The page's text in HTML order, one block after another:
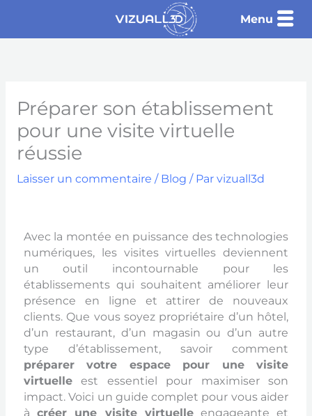
contenu
Préparer son établissement
pour une visite virtuelle
réussie
Laisser un commentaire / Blog / Par vizuall3d
Avec la montée en puissance des technologies
numériques, les visites virtuelles deviennent
un outil incontournable pour les
établissements qui souhaitent améliorer leur
présence en ligne et attirer de nouveaux
clients. Que vous soyez propriétaire d’un hôtel,
d’un restaurant, d’un magasin ou d’un autre
type d’établissement, savoir comment
préparer votre espace pour une visite
virtuelleest essentiel pour maximiser son
impact. Voici un guide complet pour vous aider
àcréer une visite virtuelleengageante et
Menu